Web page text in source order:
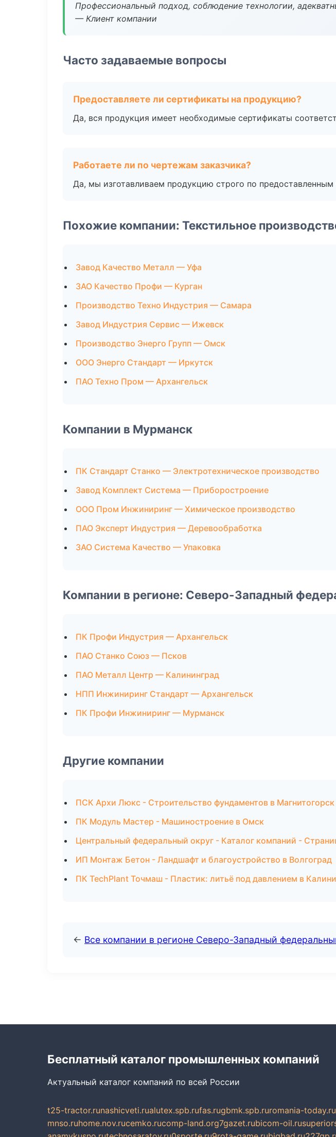
Профессиональный подход, соблюдение технологии,
— Клиент компании
Часто задаваемые вопросы
Предоставляете ли сертификаты на продукцию?
Да, вся продукция имеет необходимые сертификаты
Работаете ли по чертежам заказчика?
Да, мы изготавливаем продукцию строго по
Похожие компании: Текстильное
Завод Качество Металл — Уфа
ЗАО Качество Профи — Курган
Производство Техно Индустрия — Самара
Завод Индустрия Сервис — Ижевск
Производство Энерго Групп — Омск
ООО Энерго Стандарт — Иркутск
ПАО Техно Пром — Архангельск
Компании в Мурманск
ПК Стандарт Станко — Электротехническое производство
Завод Комплект Система — Приборостроение
ООО Пром Инжиниринг — Химическое производство
ПАО Эксперт Индустрия — Деревообработка
ЗАО Система Качество — Упаковка
Компании в регионе: Северо-Западный
ПК Профи Индустрия — Архангельск
ПАО Станко Союз — Псков
ПАО Металл Центр — Калининград
НПП Инжиниринг Стандарт — Архангельск
ПК Профи Инжиниринг — Мурманск
Другие компании
ПСК Архи Люкс - Строительство фундаментов в Магнитогорск
ПК Модуль Мастер - Машиностроение в Омск
Центральный федеральный округ - Каталог компаний -
ИП Монтаж Бетон - Ландшафт и благоустройство в Волгоград
ПК TechPlant Точмаш - Пластик: литьё под давлением в
← Все компании в регионе Северо-Западный
Бесплатный каталог промышленных компаний
Актуальный каталог компаний по всей России
t25-tractor.runashicveti.rualutex.spb.rufas.rugbmk.spb.ruromania-today.ru
mnso.ruhome.nov.rucemko.rucomp-land.org7gazet.rubicom-oil.ru